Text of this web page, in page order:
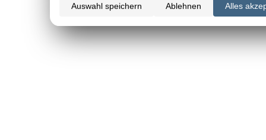
Auswahl speichern Ablehnen Alles